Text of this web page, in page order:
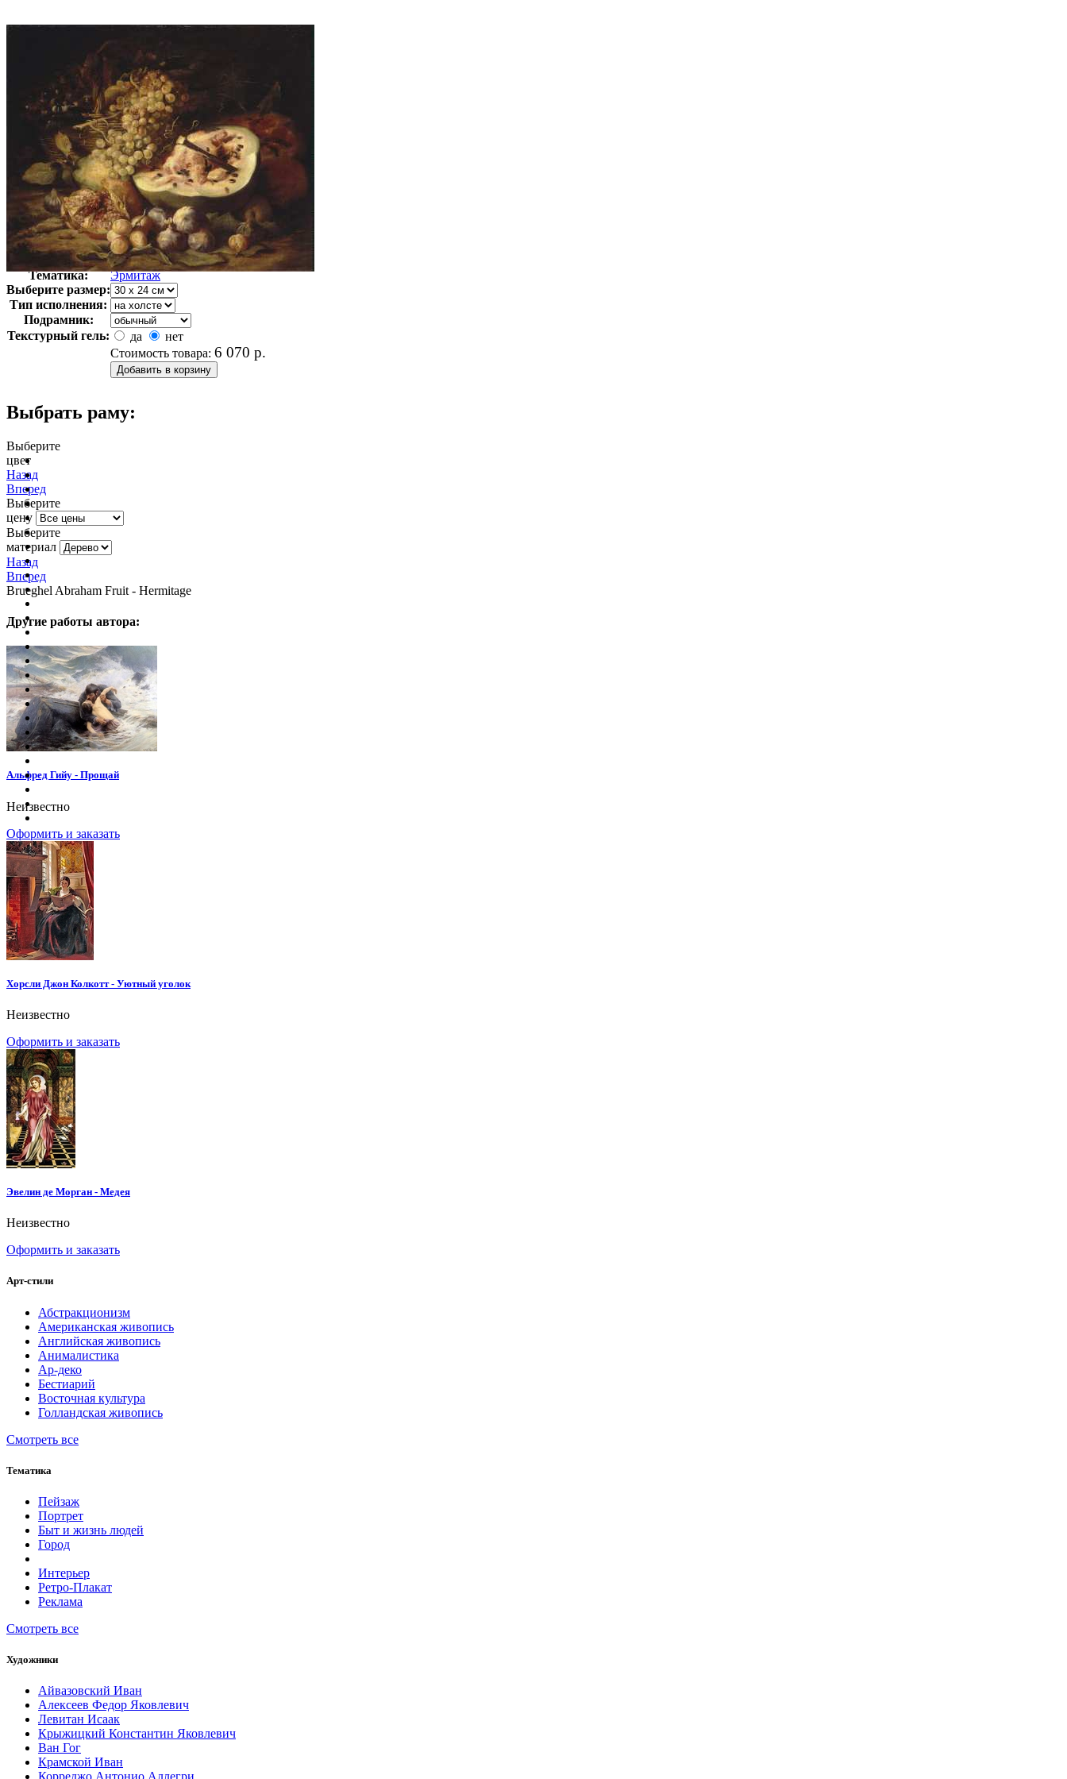
Автор:
Неизвестно
Арт-стиль
Русская живопись XIX века
Тематика:
Эрмитаж
Выберите размер:
Тип исполнения:
Подрамник:
Текстурный гель:
да
нет
Стоимость товара: 6 070 р.
Выбрать раму:
Выберите
цвет
Назад
Вперед
Выберите
цену
Выберите
материал
Назад
Вперед
Brueghel Abraham Fruit - Hermitage
Другие работы автора:
Альфред Гийу - Прощай
Неизвестно
Оформить и заказать
Хорсли Джон Колкотт - Уютный уголок
Неизвестно
Оформить и заказать
Эвелин де Морган - Медея
Неизвестно
Оформить и заказать
Арт-стили
Абстракционизм
Американская живопись
Английская живопись
Анималистика
Ар-деко
Бестиарий
Восточная культура
Голландская живопись
Смотреть все
Тематика
Пейзаж
Портрет
Быт и жизнь людей
Город
Интерьер
Ретро-Плакат
Реклама
Смотреть все
Художники
Айвазовский Иван
Алексеев Федор Яковлевич
Левитан Исаак
Крыжицкий Константин Яковлевич
Ван Гог
Крамской Иван